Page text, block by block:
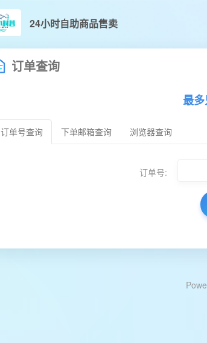
24小时自助商品售卖
订单查询
最
订单号查询 下单邮箱查询 浏览器查询
订单号: